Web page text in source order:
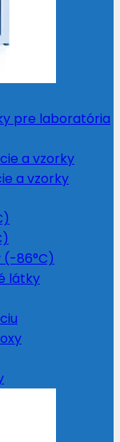
pre laboratória
a vzorky
a vzorky
(-86°C)
látky